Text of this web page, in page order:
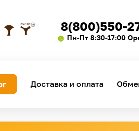
8(800)550-
Пн-Пт 8:30-17:00
Доставка и оплата